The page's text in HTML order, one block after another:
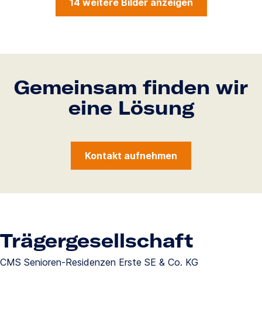
Gemeinsam finden wir
eine Lösung
Kontakt aufnehmen
Trägergesellschaft
CMS Senioren-Residenzen Erste SE & Co. KG